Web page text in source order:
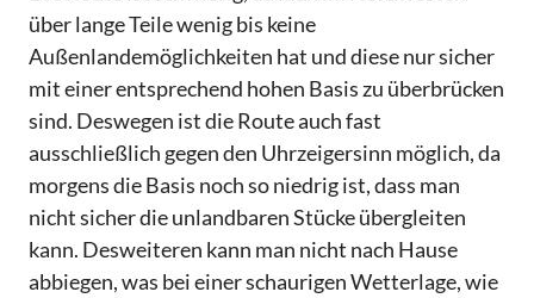
über lange Teile wenig bis keine
Außenlandemöglichkeiten hat und diese nur sicher
mit einer entsprechend hohen Basis zu überbrücken
sind. Deswegen ist die Route auch fast
ausschließlich gegen den Uhrzeigersinn möglich, da
morgens die Basis noch so niedrig ist, dass man
nicht sicher die unlandbaren Stücke übergleiten
kann. Desweiteren kann man nicht nach Hause
abbiegen, was bei einer schaurigen Wetterlage, wie